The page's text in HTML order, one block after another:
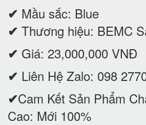
✔ Mầu sắc: Blue
✔ Thương hiệu: BEMC
✔ Giá: 23,000,000 VNĐ
✔ Liên Hệ Zalo: 098
✔Cam Kết Sản Phẩm
Cao: Mới 100%